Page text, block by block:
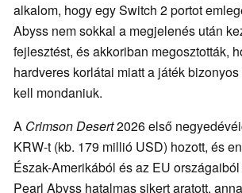
alkalom, hogy egy Switch 2 portot
Abyss nem sokkal a megjelenés után
fejlesztést, és akkoriban megosztották,
hardveres korlátai miatt a játék
kell mondaniuk.
A Crimson Desert2026 első
KRW-t (kb. 179 millió USD) hozott, és
Észak-Amerikából és az EU
Pearl Abyss hatalmas sikert aratott,